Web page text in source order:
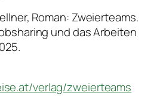
Roman: Zweierteams.
und das Arbeiten
verlag/zweierteams